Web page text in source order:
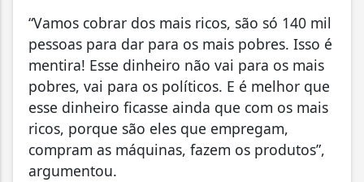
“Vamos cobrar dos mais ricos, são só 140 mil
pessoas para dar para os mais pobres. Isso é
mentira! Esse dinheiro não vai para os mais
pobres, vai para os políticos. E é melhor que
esse dinheiro ficasse ainda que com os mais
ricos, porque são eles que empregam,
compram as máquinas, fazem os produtos”,
argumentou.